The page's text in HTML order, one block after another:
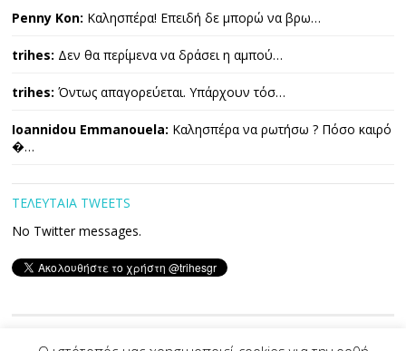
Penny Kon: Καλησπέρα! Επειδή δε μπορώ να βρω…
trihes: Δεν θα περίμενα να δράσει η αμπού…
trihes: Όντως απαγορεύεται. Υπάρχουν τόσ…
Ioannidou Emmanouela: Καλησπέρα να ρωτήσω ? Πόσο καιρό
�…
ΤΕΛΕΥΤΑΙΑ TWEETS
No Twitter messages.
Copyright © 2026 ΤΡΙΧΕΣ. All Rights Reserved.